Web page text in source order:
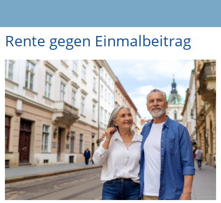
Rente gegen Einmalbeitrag